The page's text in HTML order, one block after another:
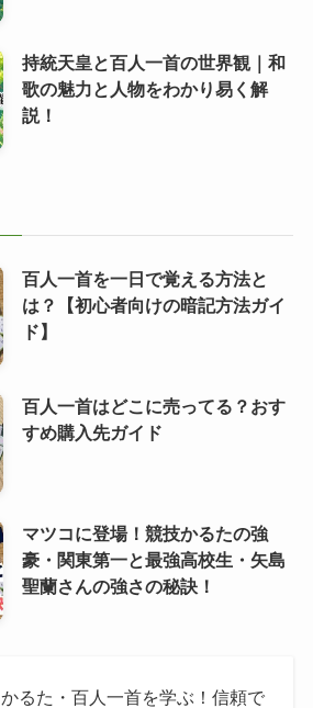
持統天皇と百人一首の世界観｜和
歌の魅力と人物をわかり易く解
説！
百人一首を一日で覚える方法と
は？【初心者向けの暗記方法ガイ
ド】
百人一首はどこに売ってる？おす
すめ購入先ガイド
マツコに登場！競技かるたの強
豪・関東第一と最強高校生・矢島
聖蘭さんの強さの秘訣！
かるた・百人一首を学ぶ！信頼で